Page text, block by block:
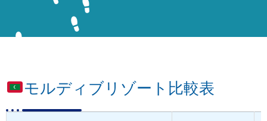
モルディブリゾート比較表